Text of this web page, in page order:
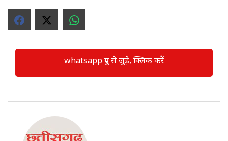
whatsapp ग्रुप से जुड़े, क्लिक करें